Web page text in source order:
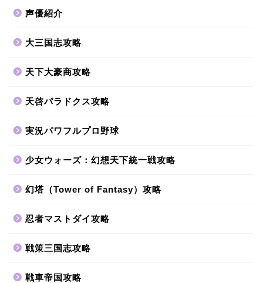
声優紹介
大三国志攻略
天下大豪商攻略
天啓パラドクス攻略
実況パワフルプロ野球
少女ウォーズ：幻想天下統一戦攻略
幻塔（Tower of Fantasy）攻略
忍者マストダイ攻略
戦策三国志攻略
戦車帝国攻略